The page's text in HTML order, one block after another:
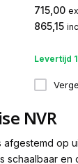
715,00
865,15
Levertijd
NVR
afgestemd op
schaalbaar en